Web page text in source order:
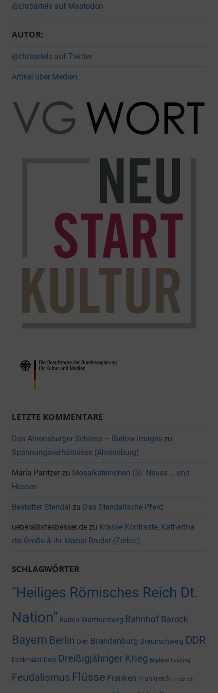
@chrbartels auf Mastodon
AUTOR:
@chrbartels auf Twitter
Artikel über Medien
LETZTE KOMMENTARE
Das Ahrensburger Schloss – Gielow Images zu
Spannungsverhältnisse (Ahrensburg)
Maria Pantzer zu Mosaiksteinchen (5): Neuss … und
Hessen
Bestatter Stendal zu Das Stendalische Pferd
ueberallistesbesser.de zu Krasse Kontraste, Katharina
die Große & ihr kleiner Bruder (Zerbst)
SCHLAGWÖRTER
"Heiliges Römisches Reich Dt.
Nation" Baden-Württemberg Bahnhof Barock
Bayern Berlin Bier Brandenburg Braunschweig DDR
Denkmäler Dom Dreißigjähriger Krieg England Festung
Feudalismus Flüsse Franken Frankreich Friedrich